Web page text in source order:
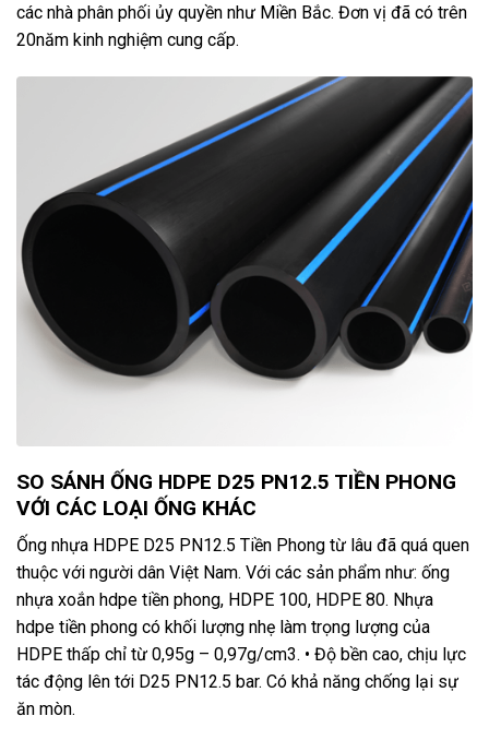
các nhà phân phối ủy quyền như Miền Bắc. Đơn vị đã có trên
20năm kinh nghiệm cung cấp.
SO SÁNH ỐNG HDPE D25 PN12.5 TIỀN PHONG
VỚI CÁC LOẠI ỐNG KHÁC
Ống nhựa HDPE D25 PN12.5 Tiền Phong từ lâu đã quá quen
thuộc với người dân Việt Nam. Với các sản phẩm như: ống
nhựa xoắn hdpe tiền phong, HDPE 100, HDPE 80. Nhựa
hdpe tiền phong có khối lượng nhẹ làm trọng lượng của
HDPE thấp chỉ từ 0,95g – 0,97g/cm3. • Độ bền cao, chịu lực
tác động lên tới D25 PN12.5 bar. Có khả năng chống lại sự
ăn mòn.